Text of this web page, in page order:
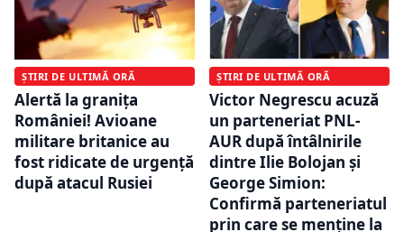
ȘTIRI DE ULTIMĂ ORĂ
Alertă la granița
României! Avioane
militare britanice au
fost ridicate de urgență
după atacul Rusiei
ȘTIRI DE ULTIMĂ ORĂ
Victor Negrescu acuză
un parteneriat PNL-
AUR după întâlnirile
dintre Ilie Bolojan și
George Simion:
Confirmă parteneriatul
prin care se menține la